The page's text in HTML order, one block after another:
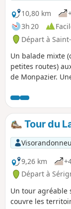
10,80 km
3h 20
Départ à
Un balade mixte
petites routes)
de Monpazier.
qui n'a presque
50 ans. Un vrai
demande d'un
randonnée est
niveau de l'église
Tour du
9,26 km
Départ à
Un tour agréable
couvre les